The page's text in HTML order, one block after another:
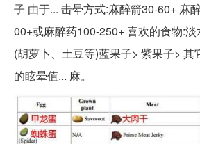
子 由于... 击晕方式:麻醉箭30-60+ 麻
00+或麻醉药100-250+ 喜欢的食物:
(胡萝卜、土豆等)蓝果子> 紫果子>
的眩晕值... 麻。